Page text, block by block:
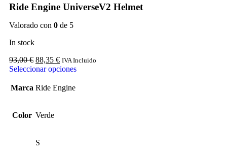
Ride Engine UniverseV2 Helmet
Valorado con 0 de 5
In stock
93,00€ 88,35 € IVA Incluido
Seleccionar opciones
Marca Ride Engine
Color Verde
S